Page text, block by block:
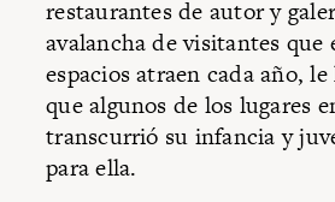
restaurantes de autor y
avalancha de visitantes que
espacios atraen cada año,
que algunos de los lugares
transcurrió su infancia y
para ella.